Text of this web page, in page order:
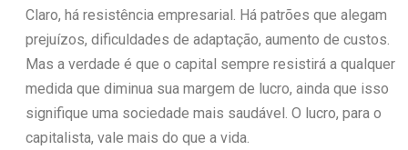
Claro, há resistência empresarial. Há patrões que alegam
prejuízos, dificuldades de adaptação, aumento de custos.
Mas a verdade é que o capital sempre resistirá a qualquer
medida que diminua sua margem de lucro, ainda que isso
signifique uma sociedade mais saudável. O lucro, para o
capitalista, vale mais do que a vida.